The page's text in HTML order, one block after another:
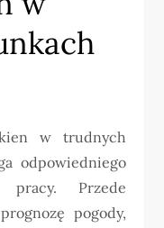
w trudnych
odpowiedniego
pracy. Przede
pogody,